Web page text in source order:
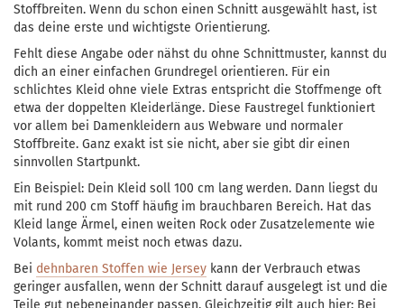
Stoffbreiten. Wenn du schon einen Schnitt ausgewählt hast, ist
das deine erste und wichtigste Orientierung.
Fehlt diese Angabe oder nähst du ohne Schnittmuster, kannst du
dich an einer einfachen Grundregel orientieren. Für ein
schlichtes Kleid ohne viele Extras entspricht die Stoffmenge oft
etwa der doppelten Kleiderlänge. Diese Faustregel funktioniert
vor allem bei Damenkleidern aus Webware und normaler
Stoffbreite. Ganz exakt ist sie nicht, aber sie gibt dir einen
sinnvollen Startpunkt.
Ein Beispiel: Dein Kleid soll 100 cm lang werden. Dann liegst du
mit rund 200 cm Stoff häufig im brauchbaren Bereich. Hat das
Kleid lange Ärmel, einen weiten Rock oder Zusatzelemente wie
Volants, kommt meist noch etwas dazu.
Bei dehnbaren Stoffen wie Jersey kann der Verbrauch etwas
geringer ausfallen, wenn der Schnitt darauf ausgelegt ist und die
Teile gut nebeneinander passen. Gleichzeitig gilt auch hier: Bei